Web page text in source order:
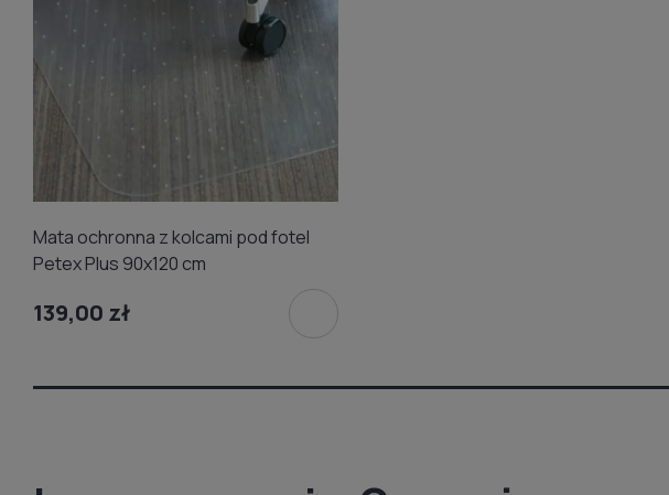
Mata ochronna z kolcami pod fotel
Petex Plus 90x120 cm
139,00 zł